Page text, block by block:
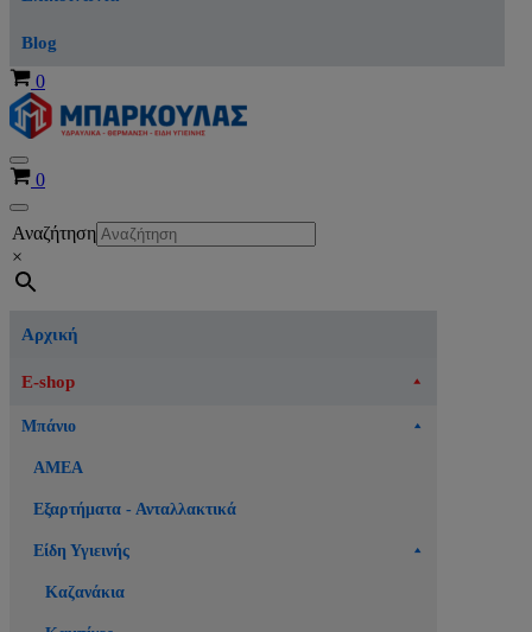
Blog
Καλάθι
0
Μενού
πλοήγησης
Καλάθι
0
Μενού
πλοήγησης
Αναζήτηση
×
Αρχική
E-shop
Μπάνιο
ΑΜΕΑ
Εξαρτήματα - Ανταλλακτικά
Είδη Υγιεινής
Καζανάκια